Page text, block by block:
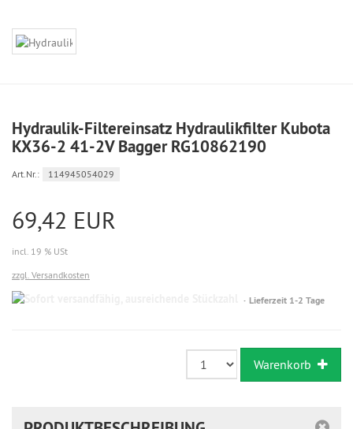
Hydraulik-Filtereinsatz Hydraulikfilter Kubota
KX36-2 41-2V Bagger RG10862190
Art.Nr.: 114945054029
69,42 EUR
incl. 19 % USt
zzgl. Versandkosten
Sofort
Lieferzeit 1-2 Tage
Warenkorb